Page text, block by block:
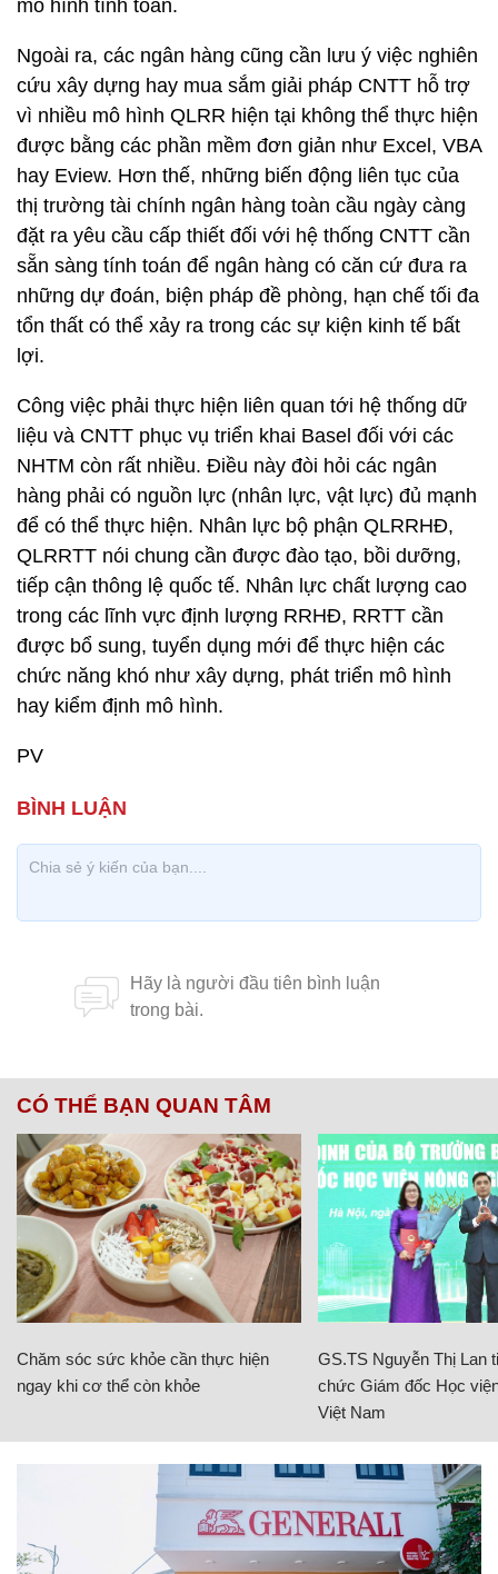
mô hình tính toán.
Ngoài ra, các ngân hàng cũng cần lưu ý việc nghiên
cứu xây dựng hay mua sắm giải pháp CNTT hỗ trợ
vì nhiều mô hình QLRR hiện tại không thể thực hiện
được bằng các phần mềm đơn giản như Excel, VBA
hay Eview. Hơn thế, những biến động liên tục của
thị trường tài chính ngân hàng toàn cầu ngày càng
đặt ra yêu cầu cấp thiết đối với hệ thống CNTT cần
sẵn sàng tính toán để ngân hàng có căn cứ đưa ra
những dự đoán, biện pháp đề phòng, hạn chế tối đa
tổn thất có thể xảy ra trong các sự kiện kinh tế bất
lợi.
Công việc phải thực hiện liên quan tới hệ thống dữ
liệu và CNTT phục vụ triển khai Basel đối với các
NHTM còn rất nhiều. Điều này đòi hỏi các ngân
hàng phải có nguồn lực (nhân lực, vật lực) đủ mạnh
để có thể thực hiện. Nhân lực bộ phận QLRRHĐ,
QLRRTT nói chung cần được đào tạo, bồi dưỡng,
tiếp cận thông lệ quốc tế. Nhân lực chất lượng cao
trong các lĩnh vực định lượng RRHĐ, RRTT cần
được bổ sung, tuyển dụng mới để thực hiện các
chức năng khó như xây dựng, phát triển mô hình
hay kiểm định mô hình.
PV
CÓ THỂ BẠN QUAN TÂM
Chăm sóc sức khỏe cần thực hiện
ngay khi cơ thể còn khỏe
GS.TS Nguyễn Thị Lan
chức Giám đốc Học
Việt Nam